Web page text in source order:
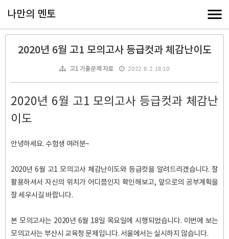
나만의 멘토
2020년 6월 고1 모의고사 등급컷과 체감난이도
고1 기출문제 자료 2022. 8. 2. 18:10
2020년 6월 고1 모의고사 등급컷과 체감난
이도
안녕하세요. 수험생 여러분~
2020년 6월 고1 모의고사 체감난이도와 등급컷을 알려드리겠습니다. 잘
활용하셔서 자신의 위치가 어디쯤인지 확인해보고, 앞으로의 공부계획을
잘 세우시길 바랍니다.
본 모의고사는 2020년 6월 18일 목요일에 시행되었습니다. 이번에 보는
모의고사는 부산시 교육청 문제입니다. 서울에서는 실시하지 않습니다.